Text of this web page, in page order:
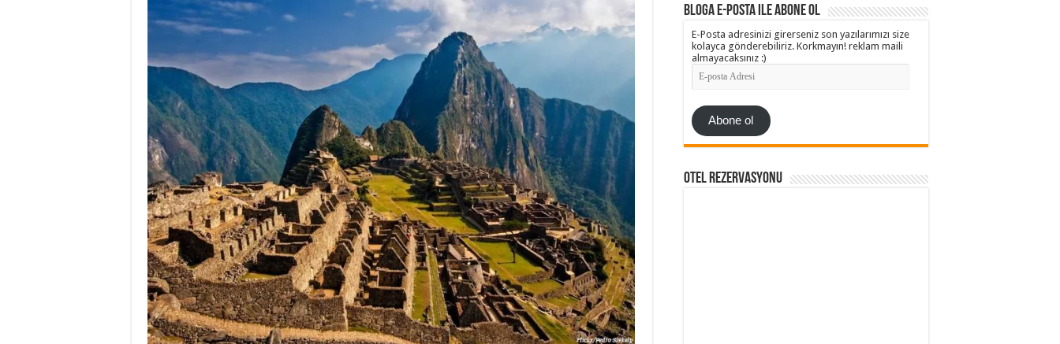
Bloga e-posta ile abone ol
E-Posta adresinizi girerseniz son yazılarımızı size
kolayca gönderebiliriz. Korkmayın! reklam maili
almayacaksınız :)
E-
posta
Adresi
Abone ol
Otel Rezervasyonu